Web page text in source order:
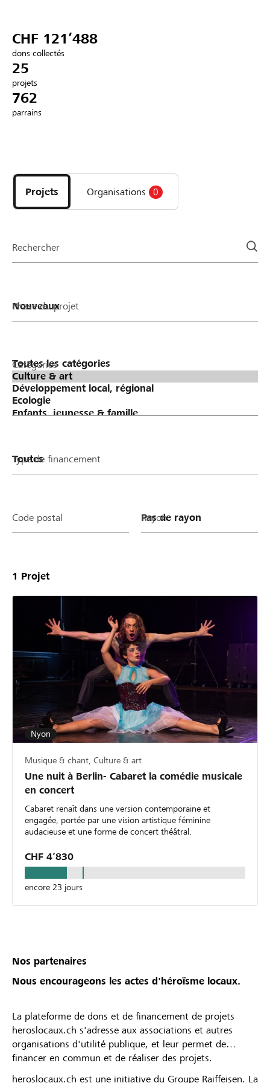
Se connecter
DE FR IT
CHF 121’488
dons collectés
25
projets
762
parrains
les
projets
et
la
Projets Organisations 0
Rechercher
Phase du projet
Catégories
Type de financement
Code postal Rayon
1 Projet
Nyon
Musique & chant, Culture & art
Une nuit à Berlin- Cabaret la comédie musicale
en concert
Cabaret renaît dans une version contemporaine et
engagée, portée par une vision artistique féminine
audacieuse et une forme de concert théâtral.
CHF 4’830
encore 23 jours
Nos partenaires
Nous encourageons les actes d'héroïsme locaux.
La plateforme de dons et de financement de projets
heroslocaux.ch s'adresse aux associations et autres
organisations d'utilité publique, et leur permet de
financer en commun et de réaliser des projets.
heroslocaux.ch est une initiative du Groupe Raiffeisen. La